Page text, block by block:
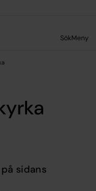
SökMeny
sidans